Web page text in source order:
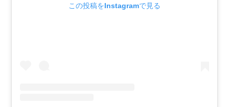
この投稿をInstagramで見る